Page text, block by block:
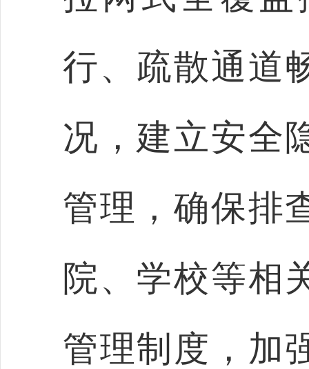
行、疏散通道
况，建立安全
管理，确保排
院、学校等相
管理制度，加